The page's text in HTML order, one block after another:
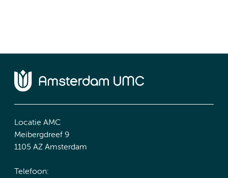
Locatie AMC
Meibergdreef 9
1105 AZ Amsterdam
Telefoon: